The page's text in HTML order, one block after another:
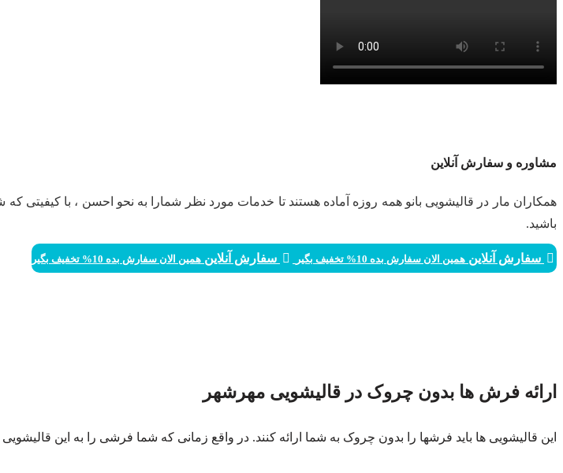
مشاوره و سفارش آنلاین
همکاران مار در قالیشویی بانو همه روزه آماده هستند تا خدمات مورد نظر شمارا به نحو احسن ، با کیفیتی
باشید.
سفارش آنلاین همین الان سفارش بده 10% تخفیف بگیر سفارش آنلاین همین الان سفارش بده 10% تخفیف بگیر
ارائه فرش ها بدون چروک در قالیشویی مهرشهر
این قالیشویی ها باید فرشها را بدون چروک به شما ارائه کنند. در واقع زمانی که شما فرشی را به این